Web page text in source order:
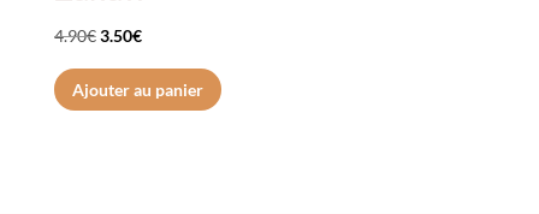
4.90€Le
prix
initial
3.50€Le
prix
actuel
Ajouter au panier